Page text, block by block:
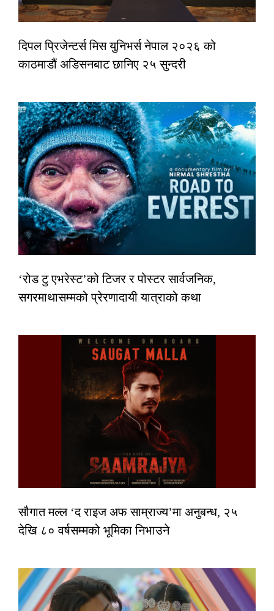
दिपल प्रिजेन्टर्स मिस युनिभर्स नेपाल २०२६ को
काठमाडौं अडिसनबाट छानिए २५ सुन्दरी
‘रोड टु एभरेस्ट’को टिजर र पोस्टर सार्वजनिक,
सगरमाथासम्मको प्रेरणादायी यात्राको कथा
सौगात मल्ल ‘द राइज अफ साम्राज्य’मा अनुबन्ध, २५
देखि ८० वर्षसम्मको भूमिका निभाउने